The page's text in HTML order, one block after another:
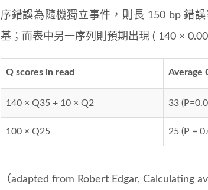
序錯誤為隨機獨立事件，則長 150 bp 錯
基；而表中另一序列則預期出現 ( 140 ×
Q scores in read Average
140 × Q35 + 10 × Q2 33
100 × Q25 25 (P =
（adapted from Robert Edgar, Calculating